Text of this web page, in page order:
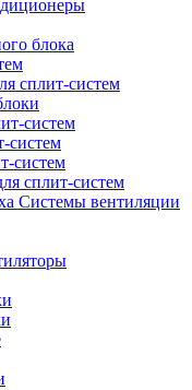
блока
сплит-систем
систем
систем
систем
сплит-систем
Системы вентиляции